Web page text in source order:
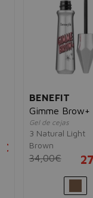
BENEFIT
Gimme Brow+
Gel de cejas
3 Natural Light
Brown
34,00€